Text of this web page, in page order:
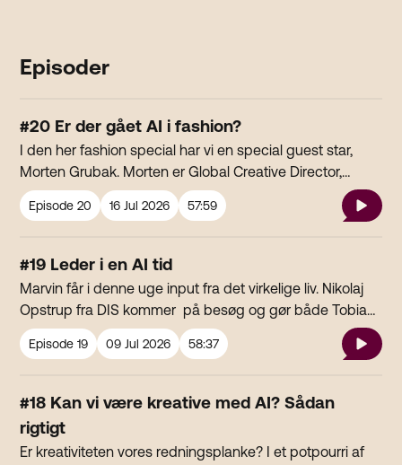
Episoder
#20 Er der gået AI i fashion?
I den her fashion special har vi en special guest star,
Morten Grubak. Morten er Global Creative Director,
HUGO BOSS og har i mange år været en af de mest
vindende danskere i reklamebranchen. Han har været
mange år før folk begyndte at tale om det som begreb,
hjælpe Ukraine med at bevare deres kulturarv og hjælpe
både influencere og miljøet på samme tid med digitalt
try-ons. Vi taler med Morten om hans og HUGO BOSS
tilgang til AI, både i den kreative process og
samtale med Jacob Hvam og Tobias Ambs-Thomsen.
Episode20 16 Jul 2026 57:59
#19 Leder i en AI tid
Marvin får i denne uge input fra det virkelige liv. Nikolaj
Opstrup fra DIS kommer på besøg og gør både Tobias,
Jacob og alle os andre klogere på, hvordan man leder
medarbejdere i en tid med AI. Kan man fx tage sin
at lære at skrive i hånden, og hvad sker der, når et
Copilot-pilot-projekt failer? Hør det og alt andet i denne
uges Marvin
Episode19 09 Jul 2026 58:37
#18 Kan vi være kreative med AI? Sådan
rigtigt
Er kreativiteten vores redningsplanke? I et potpourri af